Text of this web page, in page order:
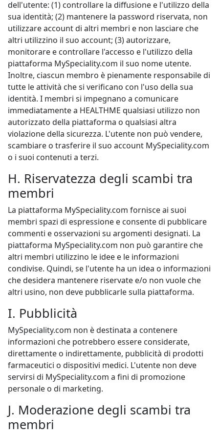
dell'utente: (1) controllare la diffusione e l'utilizzo della
sua identità; (2) mantenere la password riservata, non
utilizzare account di altri membri e non lasciare che
altri utilizzino il suo account; (3) autorizzare,
monitorare e controllare l'accesso e l'utilizzo della
piattaforma MySpeciality.com il suo nome utente.
Inoltre, ciascun membro è pienamente responsabile di
tutte le attività che si verificano con l'uso della sua
identità. I membri si impegnano a comunicare
immediatamente a HEALTHME qualsiasi utilizzo non
autorizzato della piattaforma o qualsiasi altra
violazione della sicurezza. L'utente non può vendere,
scambiare o trasferire il suo account MySpeciality.com
o i suoi contenuti a terzi.
H. Riservatezza degli scambi tra
membri
La piattaforma MySpeciality.com fornisce ai suoi
membri spazi di espressione e consente di pubblicare
commenti e osservazioni su argomenti designati. La
piattaforma MySpeciality.com non può garantire che
altri membri utilizzino le idee e le informazioni
condivise. Quindi, se l'utente ha un idea o informazioni
che desidera mantenere riservate e/o non vuole che
altri usino, non deve pubblicarle sulla piattaforma.
I. Pubblicità
MySpeciality.com non è destinata a contenere
informazioni che potrebbero essere considerate,
direttamente o indirettamente, pubblicità di prodotti
farmaceutici o dispositivi medici. L'utente non deve
servirsi di MySpeciality.com a fini di promozione
personale o di marketing.
J. Moderazione degli scambi tra
membri